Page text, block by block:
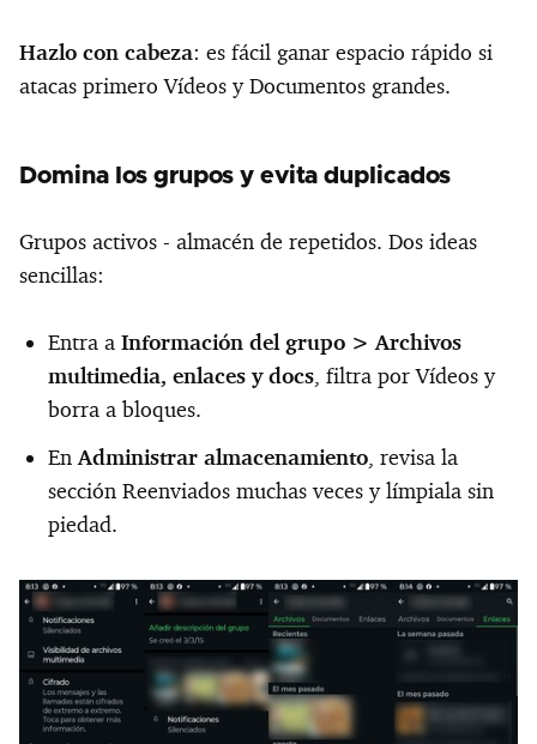
Hazlo con cabeza: es fácil ganar espacio rápido si
atacas primero Vídeos y Documentos grandes.
Domina los grupos y evita duplicados
Grupos activos - almacén de repetidos. Dos ideas
sencillas:
Entra a Información del grupo > Archivos
multimedia, enlaces y docs, filtra por Vídeos y
borra a bloques.
EnAdministrar almacenamiento, revisa la
sección Reenviados muchas veces y límpiala sin
piedad.